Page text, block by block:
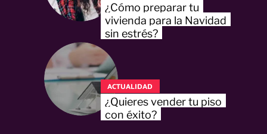
¿Cómo preparar tu
vivienda para la Navidad
sin estrés?
ACTUALIDAD
¿Quieres vender tu piso
con éxito?